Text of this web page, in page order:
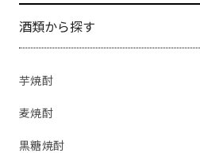
酒類から探す
芋焼酎
麦焼酎
黒糖焼酎